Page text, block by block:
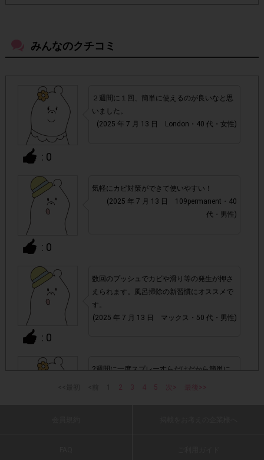
・今回の対象商品は
バルミントの香り・無香料）」
・店舗によって取扱いのない場合があります。予めご了承く
ださい。
・参加(申し込み)を回答前にしていただければ、募集人数が
上限に達しても、掲載期間内のアンケート回答が可能です。
・悪質な投稿があった場合、アカウントを停止させていた
だくこともあります。
・スマートフォン、携帯電話、タブレットPCにつきまし
て、機種によってはアンケートに回答できない場合がござい
ます。
▼ポイント付与対象外
チェックポイントの条件を満たしていない場合
みんなのクチコミ
: 0
２週間に１回、簡単に使えるのが良いなと思
いました。
(2025 年 7 月 13 日 London・40 代・女性)
: 0
気軽にカビ対策ができて使いやすい！
(2025 年 7 月 13 日 109permanent・40
代・男性)
: 0
数回のプッシュでカビや滑り等の発生が押さ
えられます。風呂掃除の新習慣にオススメで
す。
(2025 年 7 月 13 日 マックス・50 代・男性)
2週間に一度スプレーすらだけだから簡単に
2 3 4 5 次> 最後>>